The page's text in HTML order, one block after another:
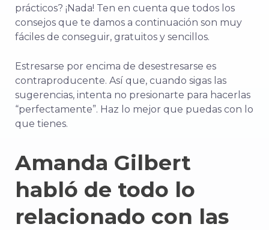
prácticos? ¡Nada! Ten en cuenta que todos los
consejos que te damos a continuación son muy
fáciles de conseguir, gratuitos y sencillos.
Estresarse por encima de desestresarse es
contraproducente. Así que, cuando sigas las
sugerencias, intenta no presionarte para hacerlas
“perfectamente”. Haz lo mejor que puedas con lo
que tienes.
Amanda Gilbert
habló de todo lo
relacionado con las